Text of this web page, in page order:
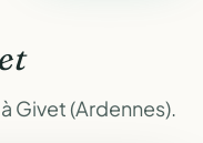
Givet (Ardennes).